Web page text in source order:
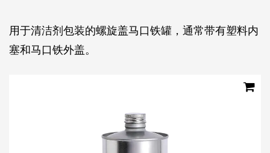
用于清洁剂包装的螺旋盖马口铁罐，通常带有塑料内
塞和马口铁外盖。